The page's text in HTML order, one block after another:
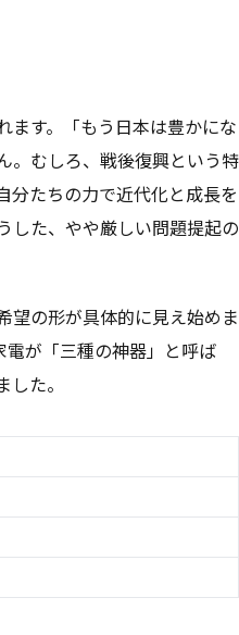
ます。「もう日本は豊かにな
。むしろ、戦後復興という特
分たちの力で近代化と成長を
た、やや厳しい問題提起の
望の形が具体的に見え始めま
が「三種の神器」と呼ば
た。